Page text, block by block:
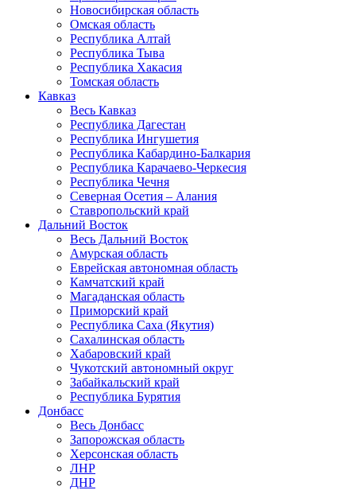
Новосибирская область
Омская область
Республика Алтай
Республика Тыва
Республика Хакасия
Томская область
Кавказ
Весь Кавказ
Республика Дагестан
Республика Ингушетия
Республика Кабардино-Балкария
Республика Карачаево-Черкесия
Республика Чечня
Северная Осетия – Алания
Ставропольский край
Дальний Восток
Весь Дальний Восток
Амурская область
Еврейская автономная область
Камчатский край
Магаданская область
Приморский край
Республика Саха (Якутия)
Сахалинская область
Хабаровский край
Чукотский автономный округ
Забайкальский край
Республика Бурятия
Донбасс
Весь Донбасс
Запорожская область
Херсонская область
ЛНР
ДНР